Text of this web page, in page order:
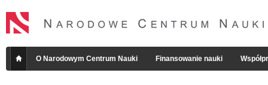
O Narodowym Centrum Nauki Finansowanie nauki